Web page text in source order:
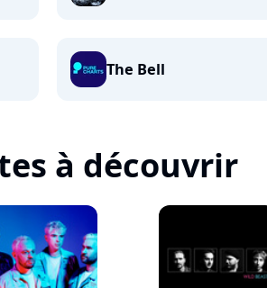
The Bell
à découvrir